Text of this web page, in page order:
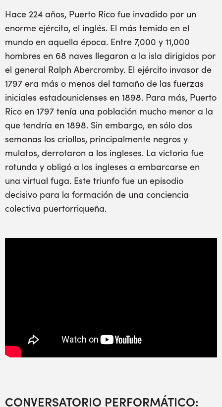
Hace 224 años, Puerto Rico fue invadido por un
enorme ejército, el inglés. El más temido en el
mundo en aquella época. Entre 7,000 y 11,000
hombres en 68 naves llegaron a la isla dirigidos por
el general Ralph Abercromby. El ejército invasor de
1797 era más o menos del tamaño de las fuerzas
iniciales estadounidenses en 1898. Para más, Puerto
Rico en 1797 tenía una población mucho menor a la
que tendría en 1898. Sin embargo, en sólo dos
semanas los criollos, principalmente negros y
mulatos, derrotaron a los ingleses. La victoria fue
rotunda y obligó a los ingleses a embarcarse en
una virtual fuga. Este triunfo fue un episodio
decisivo para la formación de una conciencia
colectiva puertorriqueña.
CONVERSATORIO PERFORMÁTICO: